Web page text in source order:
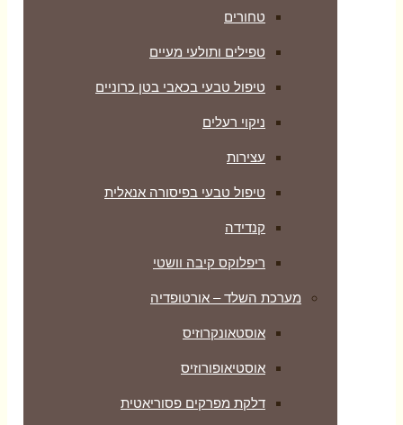
טחורים
טפילים ותולעי מעיים
טיפול טבעי בכאבי בטן כרוניים
ניקוי רעלים
עצירות
טיפול טבעי בפיסורה אנאלית
קנדידה
ריפלוקס קיבה וושטי
מערכת השלד – אורטופדיה
אוסטאונקרוזיס
אוסטיאופורוזיס
דלקת מפרקים פסוריאטית